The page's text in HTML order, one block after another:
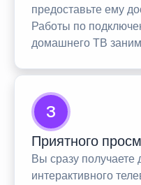
предоставьте ему
Работы по
домашнего ТВ
3
Приятного
Вы сразу получаете
интерактивного